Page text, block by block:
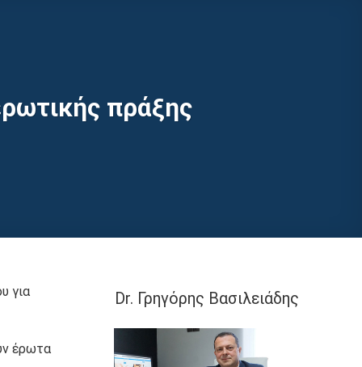
πράξης
για
έρωτα
Dr. Γρηγόρης Βασιλειάδης